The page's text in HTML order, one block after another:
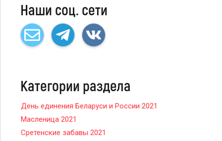
Наши соц. сети
Категории раздела
День единения Беларуси и России 2021
Масленица 2021
Сретенские забавы 2021